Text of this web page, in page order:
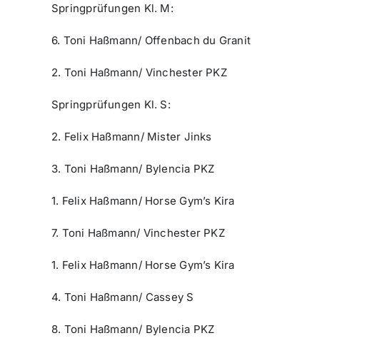
Springprüfungen Kl. M:
6. Toni Haßmann/ Offenbach du Granit
2. Toni Haßmann/ Vinchester PKZ
Springprüfungen Kl. S:
2. Felix Haßmann/ Mister Jinks
3. Toni Haßmann/ Bylencia PKZ
1. Felix Haßmann/ Horse Gym’s Kira
7. Toni Haßmann/ Vinchester PKZ
1. Felix Haßmann/ Horse Gym’s Kira
4. Toni Haßmann/ Cassey S
8. Toni Haßmann/ Bylencia PKZ